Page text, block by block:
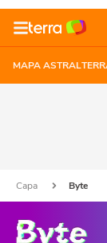
MAPA ASTRAL
Capa Byte